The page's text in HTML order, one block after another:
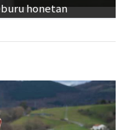
honetan